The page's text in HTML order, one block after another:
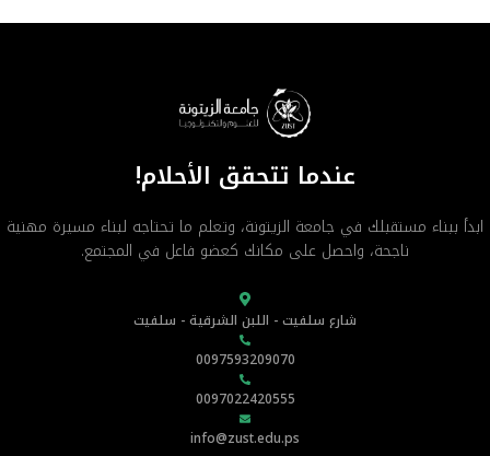
عندما تتحقق الأحلام!
ابدأ ببناء مستقبلك في جامعة الزيتونة، وتعلم ما تحتاجه لبناء مسيرة مهنية
ناجحة، واحصل على مكانك كعضو فاعل في المجتمع.
شارع سلفيت - اللبن الشرقية - سلفيت
0097593209070
0097022420555
info@zust.edu.ps